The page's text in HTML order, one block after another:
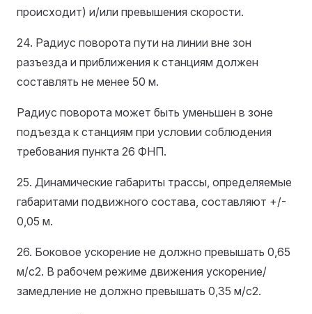
происходит) и/или превышения скорости.
24. Радиус поворота пути на линии вне зон
разъезда и приближения к станциям должен
составлять не менее 50 м.
Радиус поворота может быть уменьшен в зоне
подъезда к станциям при условии соблюдения
требования пункта 26 ФНП.
25. Динамические габариты трассы, определяемые
габаритами подвижного состава, составляют +/-
0,05 м.
26. Боковое ускорение не должно превышать 0,65
м/с2. В рабочем режиме движения ускорение/
замедление не должно превышать 0,35 м/с2.